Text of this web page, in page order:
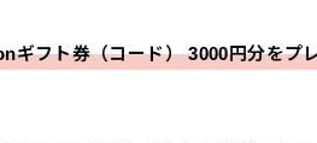
ギフト券（コード） 3000円分をプ